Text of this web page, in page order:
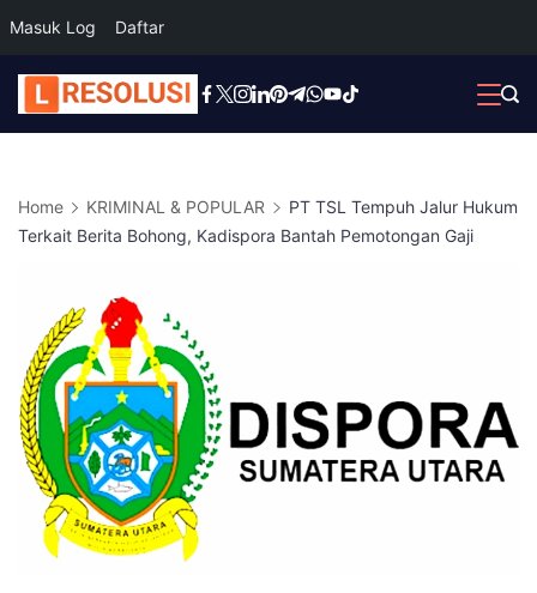
Masuk Log Daftar
Skip
to
Home KRIMINAL & POPULAR
PT TSL Tempuh Jalur Hukum
Terkait Berita Bohong, Kadispora Bantah Pemotongan Gaji